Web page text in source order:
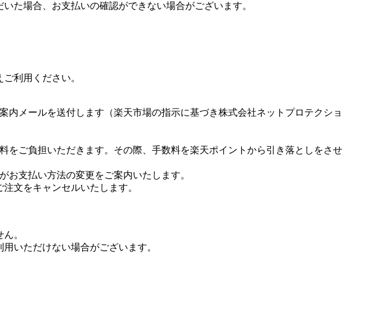
た場合、お支払いの確認ができない場合がございます。
利用ください。
メールを送付します（楽天市場の指示に基づき株式会社ネットプロテクショ
ご負担いただきます。その際、手数料を楽天ポイントから引き落としをさせ
支払い方法の変更をご案内いたします。
文をキャンセルいたします。
。
いただけない場合がございます。